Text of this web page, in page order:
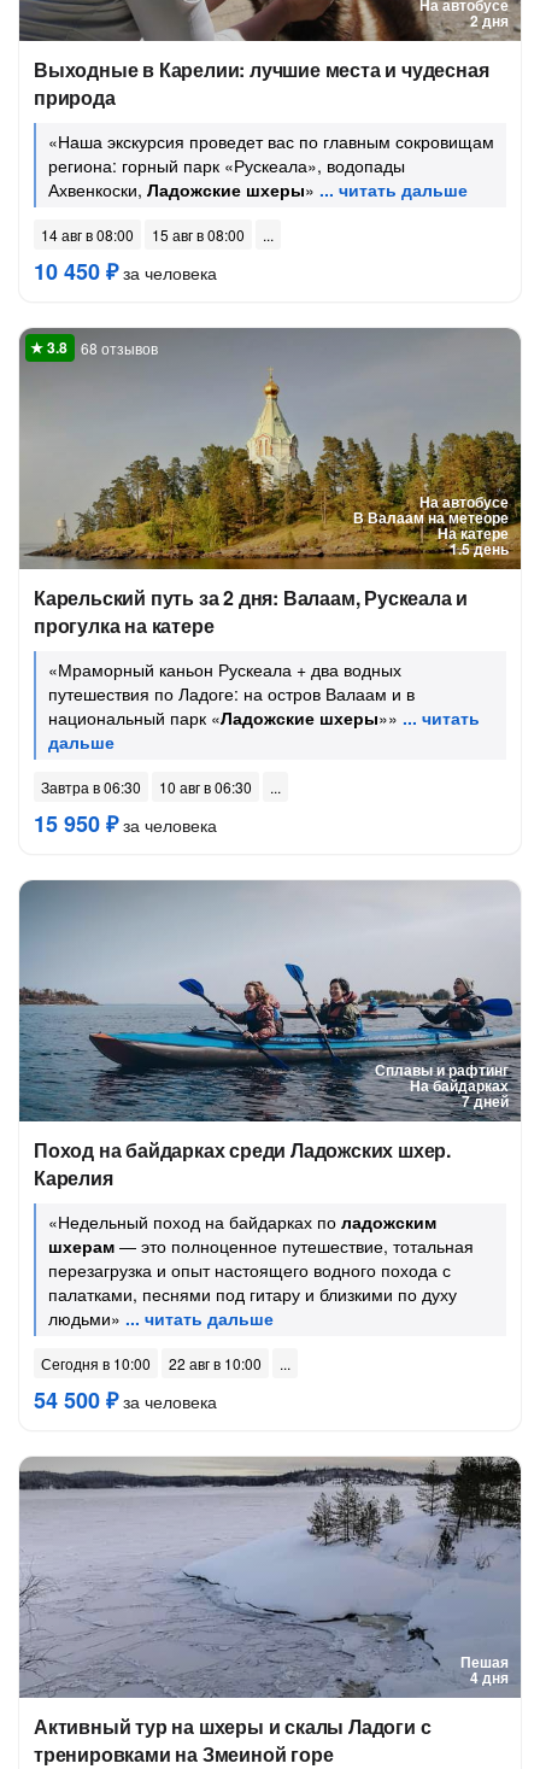
На автобусе
2 дня
Выходные в Карелии: лучшие места и чудесная
природа
«Наша экскурсия проведет вас по главным сокровищам
региона: горный парк «Рускеала», водопады
Ахвенкоски, Ладожские шхеры»
14 авг в 08:00 15 авг в 08:00
10 450 ₽за человека
На автобусе
В Валаам на метеоре
На катере
1.5 день
68 отзывов
Карельский путь за 2 дня: Валаам, Рускеала и
прогулка на катере
«Мраморный каньон Рускеала + два водных
путешествия по Ладоге: на остров Валаам и в
национальный парк «Ладожские шхеры»»
Завтра в 06:30 10 авг в 06:30
15 950 ₽за человека
Сплавы и рафтинг
На байдарках
7 дней
Поход на байдарках среди Ладожских шхер.
Карелия
«Недельный поход на байдарках по ладожским
шхерам — это полноценное путешествие, тотальная
перезагрузка и опыт настоящего водного похода с
палатками, песнями под гитару и близкими по духу
людьми»
Сегодня в 10:00 22 авг в 10:00
54 500 ₽за человека
Пешая
4 дня
Активный тур на шхеры и скалы Ладоги с
тренировками на Змеиной горе